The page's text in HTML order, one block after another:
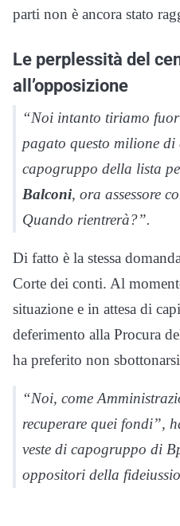
parti non è ancora stato
Le perplessità del
all’opposizione
“Noi intanto tiriamo
pagato questo milione
capogruppo della lista
Balconi, ora assessore
Quando rientrerà?”.
Di fatto è la stessa
Corte dei conti. Al
situazione e in attesa di
deferimento alla Procura
ha preferito non
“Noi, come
recuperare quei fondi”,
veste di capogruppo di
oppositori della